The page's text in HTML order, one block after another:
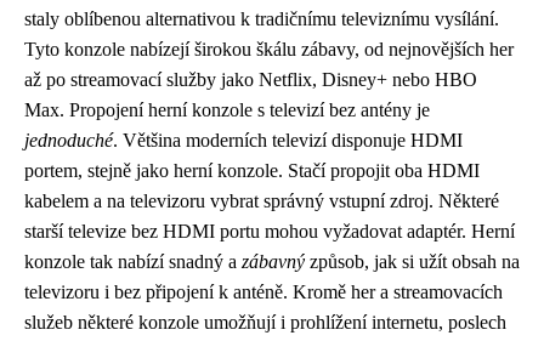
staly oblíbenou alternativou k tradičnímu televiznímu vysílání.
Tyto konzole nabízejí širokou škálu zábavy, od nejnovějších her
až po streamovací služby jako Netflix, Disney+ nebo HBO
Max. Propojení herní konzole s televizí bez antény je
jednoduché. Většina moderních televizí disponuje HDMI
portem, stejně jako herní konzole. Stačí propojit oba HDMI
kabelem a na televizoru vybrat správný vstupní zdroj. Některé
starší televize bez HDMI portu mohou vyžadovat adaptér. Herní
konzole tak nabízí snadný a zábavný způsob, jak si užít obsah na
televizoru i bez připojení k anténě. Kromě her a streamovacích
služeb některé konzole umožňují i prohlížení internetu, poslech